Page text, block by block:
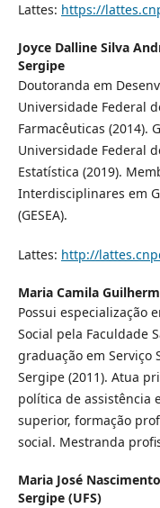
Lattes: https://
Joyce Dalline Silva
Sergipe
Doutoranda em
Universidade Federal
Farmacêuticas (2014).
Universidade Federal
Estatística (2019).
Interdisciplinares em
(GESEA).
Lattes: http://
Maria Camila
Possui especialização
Social pela Faculdade
graduação em Serviço
Sergipe (2011). Atua
política de assistência
superior, formação
social. Mestranda
Maria José
Sergipe (UFS)